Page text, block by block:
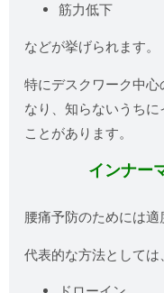
筋力低下
などが挙げられます。
特にデスクワーク中心
なり、知らないうち
ことがあります。
インナー
腰痛予防のためには適
代表的な方法としては、